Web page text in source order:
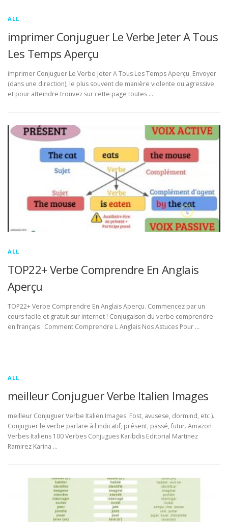
ALL
imprimer Conjuguer Le Verbe Jeter A Tous
Les Temps Aperçu
imprimer Conjuguer Le Verbe Jeter A Tous Les Temps Aperçu. Envoyer
(dans une direction), le plus souvent de manière violente ou agressive
et pour atteindre trouvez sur cette page toutes …
ALL
TOP22+ Verbe Comprendre En Anglais
Aperçu
TOP22+ Verbe Comprendre En Anglais Aperçu. Commencez par un
cours facile et gratuit sur internet ! Conjugaison du verbe comprendre
en français : Comment Comprendre L Anglais Nos Astuces Pour …
ALL
meilleur Conjuguer Verbe Italien Images
meilleur Conjuguer Verbe Italien Images. Fost, avusese, dormind, etc ).
Conjuguer le verbe parlare à l'indicatif, présent, passé, futur. Amazon
Verbes Italiens 100 Verbes Conjugues Karibdis Editorial Martinez
Ramirez Karina …